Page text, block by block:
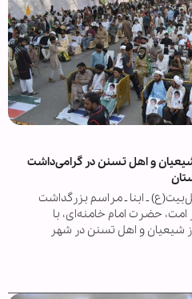
و اهل تسنن در گرامی‌داشت
ـ ابنا ـ مراسم بزرگداشت
حضرت امام خامنه‌ای، با
شیعیان و اهل تسنن در شهر